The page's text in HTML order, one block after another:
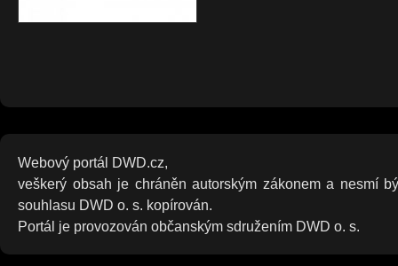
Webový portál DWD.cz,
veškerý obsah je chráněn autorským zákonem a nesmí
souhlasu DWD o. s. kopírován.
Portál je provozován občanským sdružením DWD o. s.